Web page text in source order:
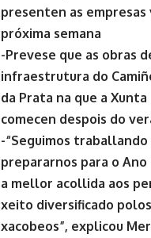
presenten as empresas
próxima semana
-Prevese que as obras
infraestrutura do
da Prata na que a Xunta
comecen despois do
-“Seguimos traballando
prepararnos para o
a mellor acollida aos
xeito diversificado
xacobeos”, explicou